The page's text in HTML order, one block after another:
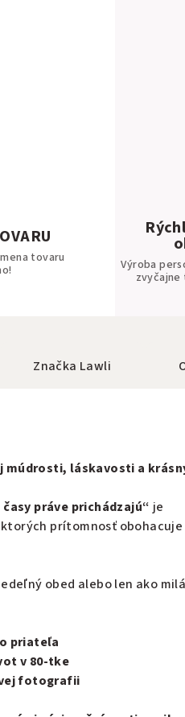
tovaru
Výroba
zvyčajne
Značka Lawli
múdrosti, láskavosti a
práve prichádzajú“ je
prítomnosť
obed alebo len ako
priateľa
v 80-tke
fotografii